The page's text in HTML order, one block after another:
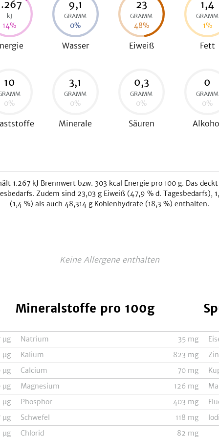
kJ
14%
9,1
GRAMM
0%
Wasser
23
GRAMM
48%
Eiweiß
1,4
GRAMM
1%
Fett
10
0%
3,1
GRAMM
0%
Minerale
0,3
GRAMM
0%
Säuren
0
GRAMM
0%
Alkohol
1.267 kJ Brennwert bzw. 303 kcal Energie pro 100 g. Das
Zudem sind 23,03 g Eiweiß (47,9 % d. Tagesbedarfs),
(1,4 %) als auch 48,314 g Kohlenhydrate (18,3 %) enthalten.
Keine Allergene enthalten
µg
µg
µg
µg
µg
µg
µg
Mineralstoffe pro 100g
Natrium 35 mg
Kalium
823 mg
Calcium
70 mg
Magnesium
126 mg
Phosphor
403 mg
Schwefel
118 mg
Chlorid
82 mg